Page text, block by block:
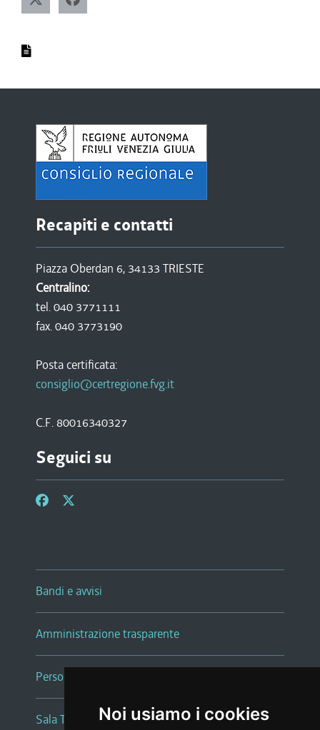
Noi usiamo i cookies
Recapiti e contatti
Piazza Oberdan 6, 34133 TRIESTE
Centralino:
tel. 040 3771111
fax. 040 3773190
Posta certificata:
consiglio@certregione.fvg.it
C.F. 80016340327
Seguici su
Bandi e avvisi
Amministrazione trasparente
Persone e Uffici
Sala Tiziano Tessitori